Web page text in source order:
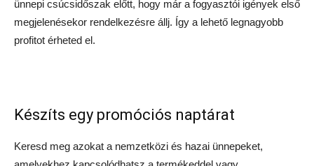
ünnepi csúcsidőszak előtt, hogy már a fogyasztói igények első
megjelenésekor rendelkezésre állj. Így a lehető legnagyobb
profitot érheted el.
Készíts egy promóciós naptárat
Keresd meg azokat a nemzetközi és hazai ünnepeket,